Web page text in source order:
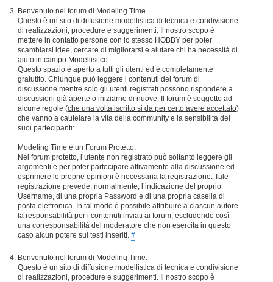
Benvenuto nel forum di Modeling Time.
Questo è un sito di diffusione modellistica di tecnica e condivisione
di realizzazioni, procedure e suggerimenti. Il nostro scopo è
mettere in contatto persone con lo stesso HOBBY per poter
scambiarsi idee, cercare di migliorarsi e aiutare chi ha necessità di
aiuto in campo Modellisitco.
Questo spazio è aperto a tutti gli utenti ed è completamente
gratutito. Chiunque può leggere i contenuti del forum di
discussione mentre solo gli utenti registrati possono rispondere a
discussioni già aperte o iniziarne di nuove. Il forum è soggetto ad
alcune regole (che una volta iscritto si da per certo avere accettato)
che vanno a cautelare la vita della community e la sensibilità dei
suoi partecipanti:
Modeling Time è un Forum Protetto.
Nel forum protetto, l’utente non registrato può soltanto leggere gli
argomenti e per poter partecipare attivamente alla discussione ed
esprimere le proprie opinioni è necessaria la registrazione. Tale
registrazione prevede, normalmente, l’indicazione del proprio
Username, di una propria Password e di una propria casella di
posta elettronica. In tal modo è possibile attribuire a ciascun autore
la responsabilità per i contenuti inviati ai forum, escludendo così
una corresponsabilità del moderatore che non esercita in questo
caso alcun potere sui testi inseriti. #
Benvenuto nel forum di Modeling Time.
Questo è un sito di diffusione modellistica di tecnica e condivisione
di realizzazioni, procedure e suggerimenti. Il nostro scopo è